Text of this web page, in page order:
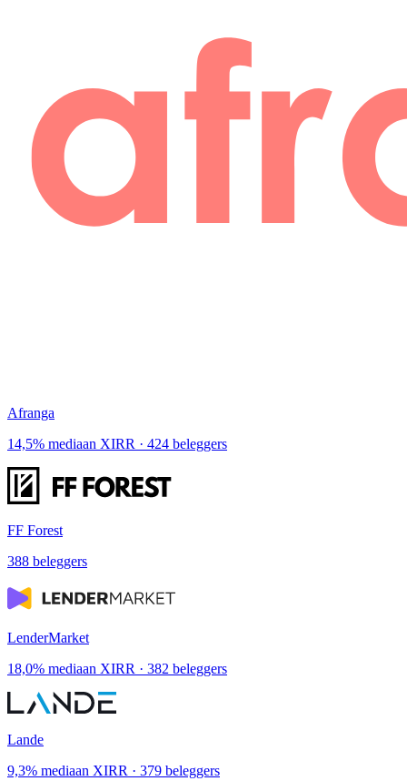
Afranga
14,5% mediaan XIRR · 424 beleggers
FF Forest
388 beleggers
LenderMarket
18,0% mediaan XIRR · 382 beleggers
Lande
9,3% mediaan XIRR · 379 beleggers